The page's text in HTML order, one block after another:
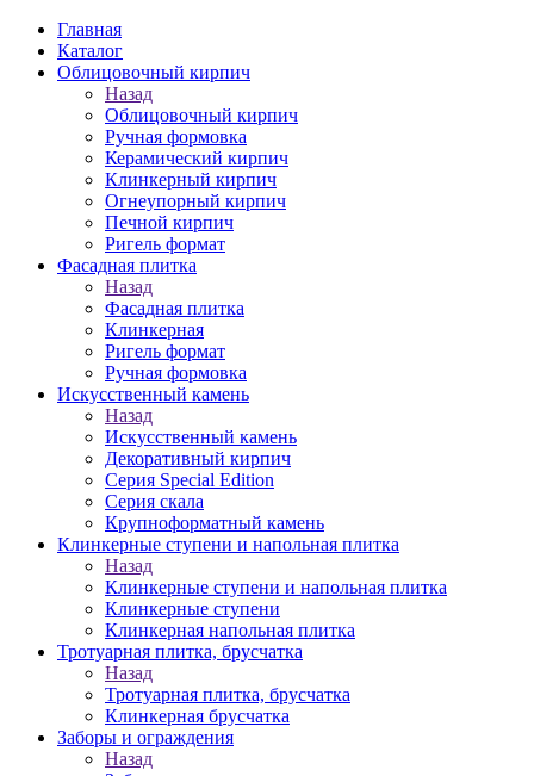
Главная
Каталог
Облицовочный кирпич
Назад
Облицовочный кирпич
Ручная формовка
Керамический кирпич
Клинкерный кирпич
Огнеупорный кирпич
Печной кирпич
Ригель формат
Фасадная плитка
Назад
Фасадная плитка
Клинкерная
Ригель формат
Ручная формовка
Искусственный камень
Назад
Искусственный камень
Декоративный кирпич
Серия Special Edition
Серия скала
Крупноформатный камень
Клинкерные ступени и напольная плитка
Назад
Клинкерные ступени и напольная плитка
Клинкерные ступени
Клинкерная напольная плитка
Тротуарная плитка, брусчатка
Назад
Тротуарная плитка, брусчатка
Клинкерная брусчатка
Заборы и ограждения
Назад